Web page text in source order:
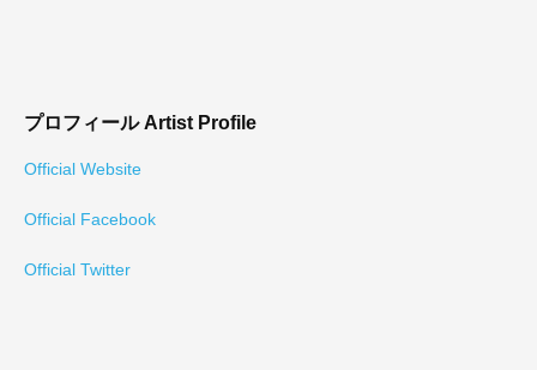
プロフィール Artist Profile
Official Website
Official Facebook
Official Twitter